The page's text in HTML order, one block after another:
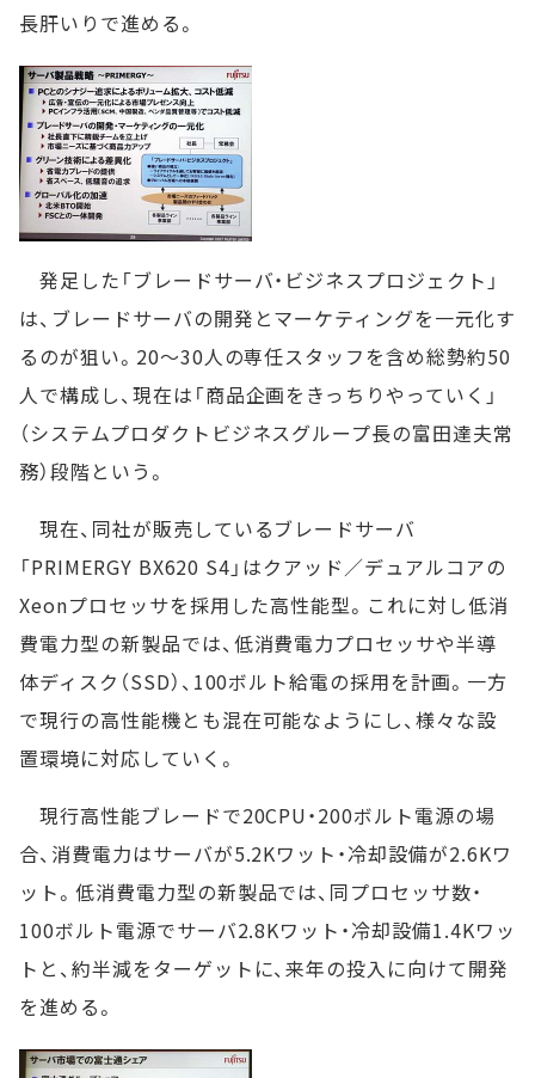
長肝いりで進める。
発足した「ブレードサーバ・ビジネスプロジェクト」
は、ブレードサーバの開発とマーケティングを一元化す
るのが狙い。20～30人の専任スタッフを含め総勢約50
人で構成し、現在は「商品企画をきっちりやっていく」
（システムプロダクトビジネスグループ長の富田達夫常
務）段階という。
現在、同社が販売しているブレードサーバ
「PRIMERGY BX620 S4」はクアッド／デュアルコアの
Xeonプロセッサを採用した高性能型。これに対し低消
費電力型の新製品では、低消費電力プロセッサや半導
体ディスク（SSD）、100ボルト給電の採用を計画。一方
で現行の高性能機とも混在可能なようにし、様々な設
置環境に対応していく。
現行高性能ブレードで20CPU・200ボルト電源の場
合、消費電力はサーバが5.2Kワット・冷却設備が2.6Kワ
ット。低消費電力型の新製品では、同プロセッサ数・
100ボルト電源でサーバ2.8Kワット・冷却設備1.4Kワッ
トと、約半減をターゲットに、来年の投入に向けて開発
を進める。